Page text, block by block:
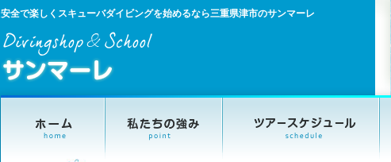
安全で楽しくスキューバダイビングを始めるなら三重県津市のサンマーレ